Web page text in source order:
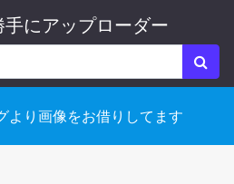
にアップローダー
より画像をお借りしてます